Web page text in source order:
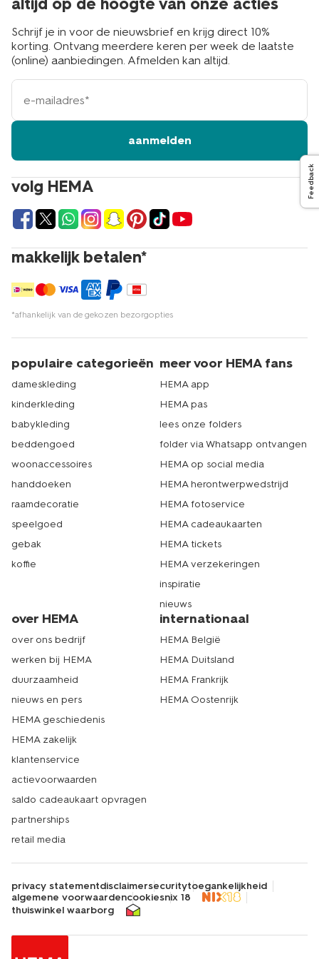
volg HEMA
makkelijk betalen*
*afhankelijk van de gekozen bezorgopties
altijd op de hoogte van onze acties
Schrijf je in voor de nieuwsbrief en krijg direct 10%
korting. Ontvang meerdere keren per week de laatste
(online) aanbiedingen. Afmelden kan altijd.
e-
mailadres
aanmelden
populaire categorieën
dameskleding
kinderkleding
babykleding
beddengoed
woonaccessoires
handdoeken
raamdecoratie
speelgoed
gebak
koffie
meer voor HEMA fans
HEMA app
HEMA pas
lees onze folders
folder via Whatsapp ontvangen
HEMA op social media
HEMA herontwerpwedstrijd
HEMA fotoservice
HEMA cadeaukaarten
HEMA tickets
HEMA verzekeringen
inspiratie
nieuws
over HEMA
over ons bedrijf
werken bij HEMA
duurzaamheid
nieuws en pers
HEMA geschiedenis
HEMA zakelijk
klantenservice
actievoorwaarden
saldo cadeaukaart opvragen
partnerships
retail media
internationaal
HEMA België
HEMA Duitsland
HEMA Frankrijk
HEMA Oostenrijk
privacy statementdisclaimersecuritytoegankelijkheid
algemene voorwaardencookiesnix 18
thuiswinkel waarborg
Feedback